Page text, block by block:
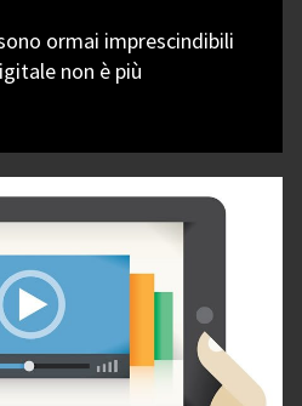
ormai imprescindibili
non è più